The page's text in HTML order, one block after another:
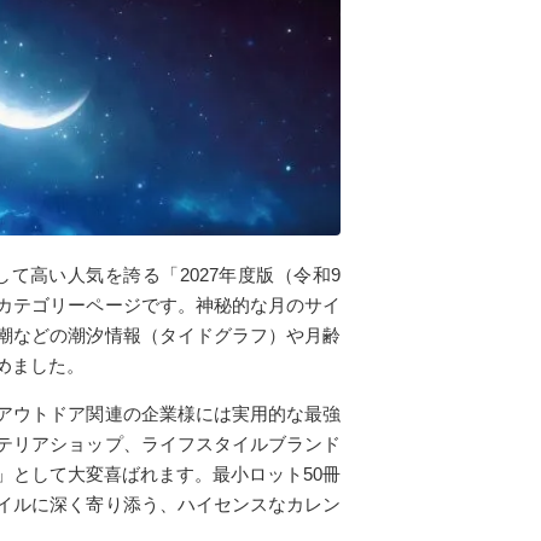
高い人気を誇る「2027年度版（令和9
テゴリーページです。神秘的な月のサイ
などの潮汐情報（タイドグラフ）や月齢
した。
ウトドア関連の企業様には実用的な最強
リアショップ、ライフスタイルブランド
として大変喜ばれます。最小ロット50冊
ルに深く寄り添う、ハイセンスなカレン